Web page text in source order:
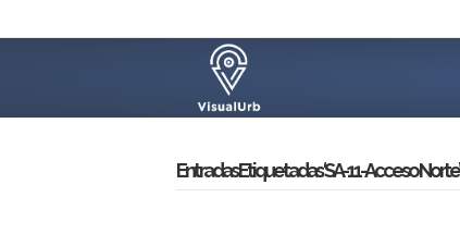
Entradas Etiquetadas ‘SA-11-Acceso Norte’